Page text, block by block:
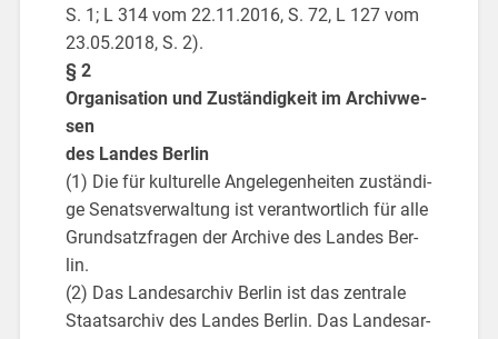
S. 1; L 314 vom 22.11.2016, S. 72, L 127 vom
23.05.2018, S. 2).
§ 2
Or­ga­ni­sa­ti­on und Zu­stän­dig­keit im Ar­chiv­we­
sen
des Lan­des Ber­lin
(1) Die für kul­tu­rel­le An­ge­le­gen­hei­ten zu­stän­di­
ge Se­nats­ver­wal­tung ist ver­ant­wort­lich für alle
Grund­satz­fra­gen der Ar­chi­ve des Lan­des Ber­
lin.
(2) Das Lan­des­ar­chiv Ber­lin ist das zen­tra­le
Staats­ar­chiv des Lan­des Ber­lin. Das Lan­des­ar­